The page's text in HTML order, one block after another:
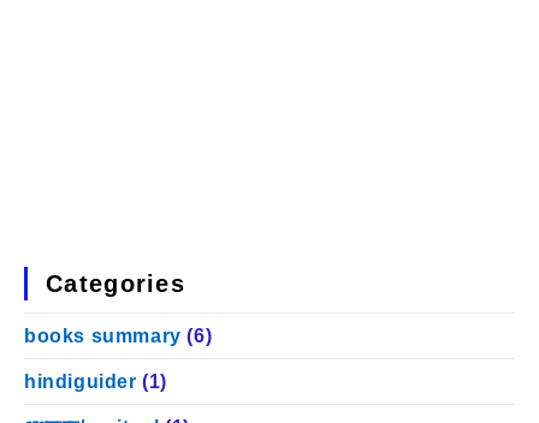
Categories
books summary (6)
hindiguider (1)